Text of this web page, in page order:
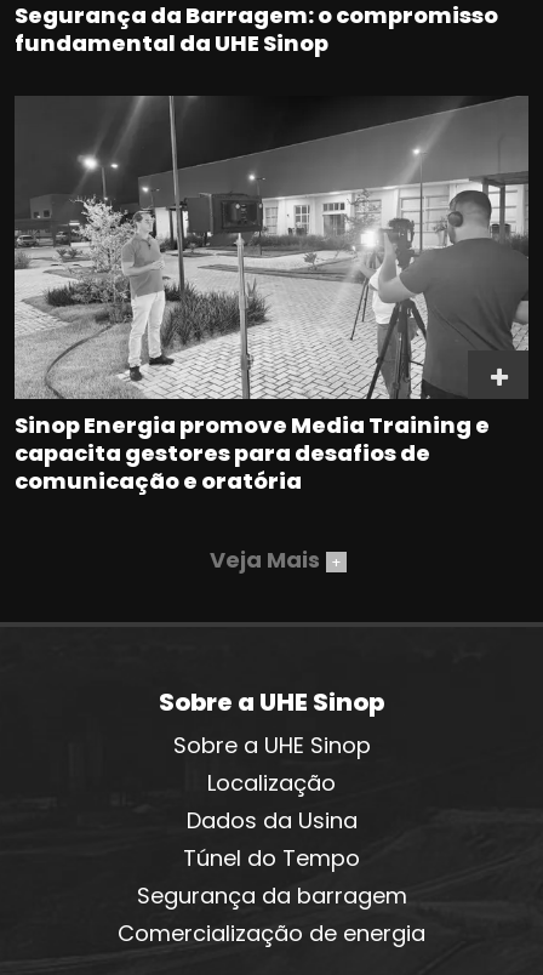
Segurança da Barragem: o compromisso
fundamental da UHE Sinop
Sinop Energia promove Media Training e
capacita gestores para desafios de
comunicação e oratória
Veja Mais +
Sobre a UHE Sinop
Sobre a UHE Sinop
Localização
Dados da Usina
Túnel do Tempo
Segurança da barragem
Comercialização de energia